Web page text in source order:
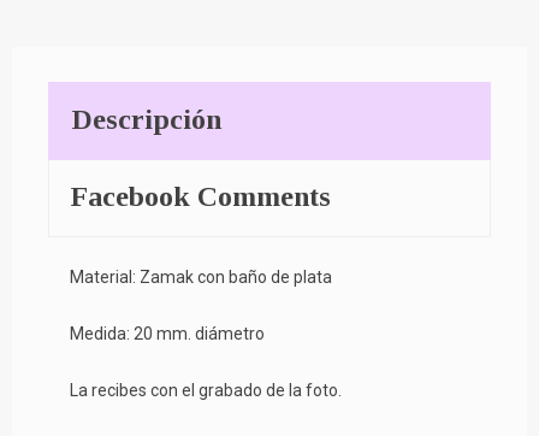
Descripción
Facebook Comments
Material: Zamak con baño de plata
Medida: 20 mm. diámetro
La recibes con el grabado de la foto.